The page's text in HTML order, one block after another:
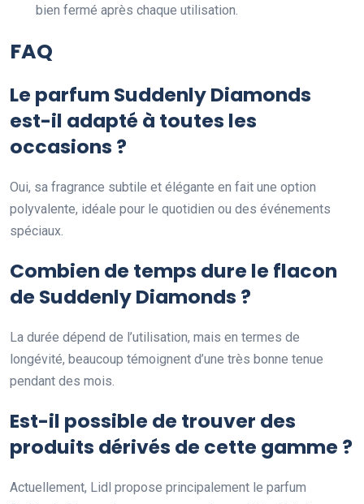
bien fermé après chaque utilisation.
FAQ
Le parfum Suddenly Diamonds
est-il adapté à toutes les
occasions ?
Oui, sa fragrance subtile et élégante en fait une option
polyvalente, idéale pour le quotidien ou des événements
spéciaux.
Combien de temps dure le flacon
de Suddenly Diamonds ?
La durée dépend de l’utilisation, mais en termes de
longévité, beaucoup témoignent d’une très bonne tenue
pendant des mois.
Est-il possible de trouver des
produits dérivés de cette gamme ?
Actuellement, Lidl propose principalement le parfum